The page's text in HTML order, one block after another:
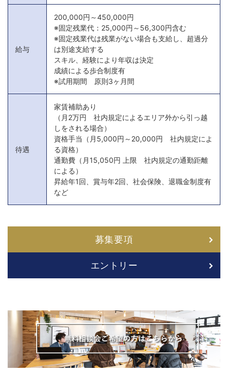
給与
200,000円～450,000円
※固定残業代：25,000円～56,300円含む
※固定残業代は残業がない場合も支給し、超過分
は別途支給する
スキル、経験により年収は決定
成績による歩合制度有
※試用期間 原則3ヶ月間
待遇
家賃補助あり
（月2万円 社内規定によるエリア外から引っ越
しをされる場合）
資格手当（月5,000円～20,000円 社内規定によ
る資格）
通勤費（月15,050円 上限 社内規定の通勤距離
による）
昇給年1回、賞与年2回、社会保険、退職金制度有
など
募集要項
エントリー